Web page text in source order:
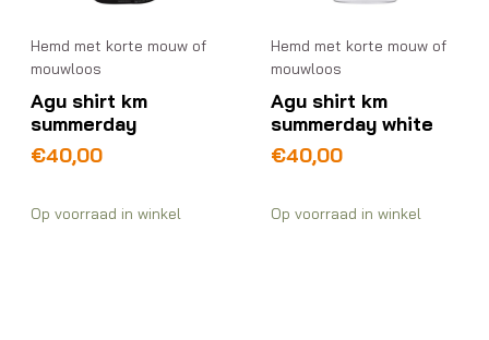
Hemd met korte mouw of
mouwloos
Agu shirt km
summerday
€40,00
Op voorraad in winkel
Hemd met korte mouw of
mouwloos
Agu shirt km
summerday white
€40,00
Op voorraad in winkel